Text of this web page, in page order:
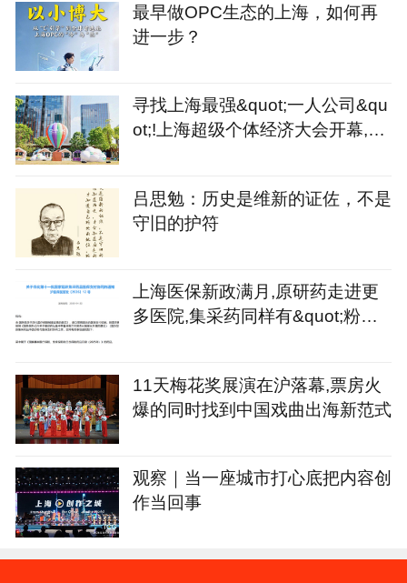
最早做OPC生态的上海，如何再
进一步？
寻找上海最强&quot;一人公司&qu
ot;!上海超级个体经济大会开幕,征
吕思勉：历史是维新的证佐，不是
守旧的护符
上海医保新政满月,原研药走进更
多医院,集采药同样有&quot;粉丝&
11天梅花奖展演在沪落幕,票房火
爆的同时找到中国戏曲出海新范式
观察｜当一座城市打心底把内容创
作当回事